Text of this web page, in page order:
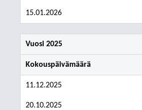
15.01.2026
Vuosi 2025
Kokouspäivämäärä
11.12.2025
20.10.2025